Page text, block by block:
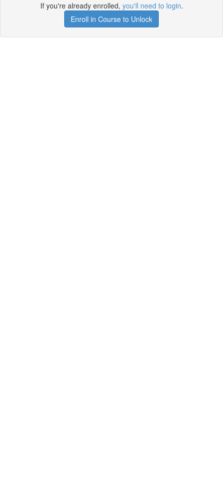
If you're already enrolled, you'll need to login.
Enroll in Course to Unlock